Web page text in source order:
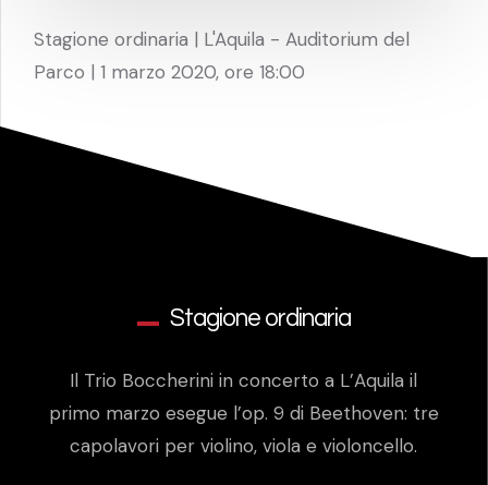
Stagione ordinaria | L'Aquila - Auditorium del
Parco | 1 marzo 2020, ore 18:00
Stagione ordinaria
Il Trio Boccherini in concerto a L’Aquila il
primo marzo esegue l’op. 9 di Beethoven: tre
capolavori per violino, viola e violoncello.